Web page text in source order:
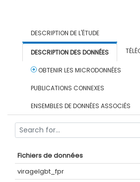
DESCRIPTION DE L'ÉTUDE
DESCRIPTION DES DONNÉES
OBTENIR LES MICRODONNÉES
PUBLICATIONS CONNEXES
ENSEMBLES DE DONNÉES ASSOCIÉS
Fichiers de données
viragelgbt_fpr